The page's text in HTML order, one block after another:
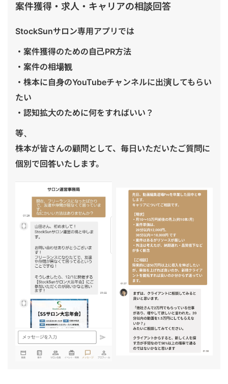
案件獲得・求人・キャリアの相談回答
StockSunサロン専用アプリでは
・案件獲得のための自己PR方法
・案件の相場観
・株本に自身のYouTubeチャンネルに出演してもらい
たい
・認知拡大のために何をすればいい？
等、
株本が皆さんの顧問として、毎日いただいたご質問に
個別で回答いたします。